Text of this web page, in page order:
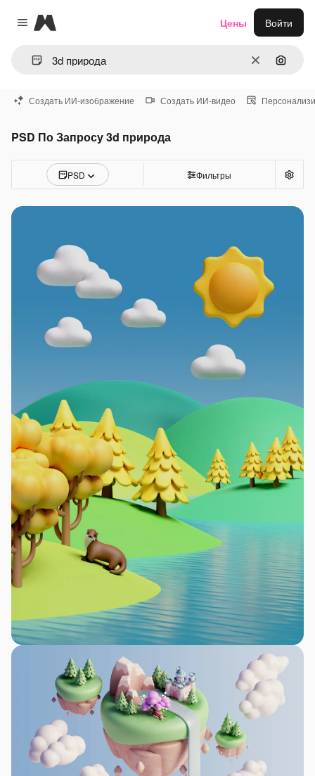
Close menu
Magnific
ОчиститьПоиск
Цены Войти
Создать ИИ-изображение Создать ИИ-видео
PSD По Запросу 3d природа
PSD Фильтры